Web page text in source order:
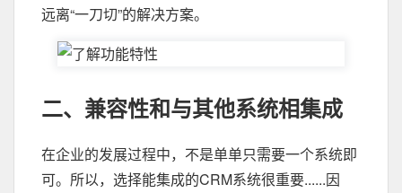
远离“一刀切”的解决方案。
二、兼容性和与其他系统相集成
在企业的发展过程中，不是单单只需要一个系统即
可。所以，选择能集成的CRM系统很重要......因